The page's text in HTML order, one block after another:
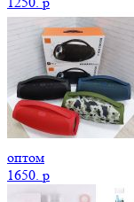
оптом
1650. p